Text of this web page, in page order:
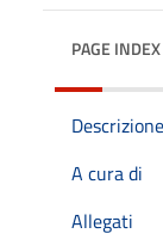
PAGE INDEX
Descrizione
A cura di
Allegati